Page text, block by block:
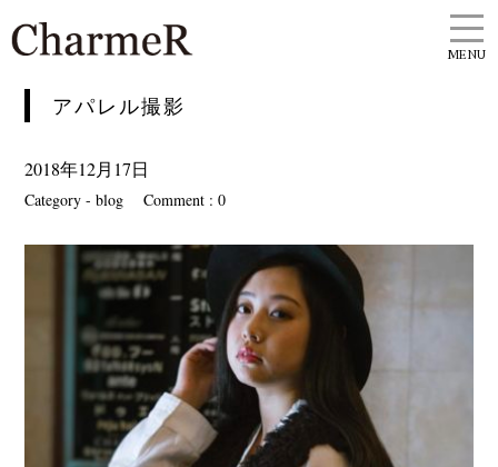
MENU
アパレル撮影
2018年12月17日
Category -blog Comment : 0